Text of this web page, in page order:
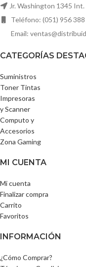
Jr. Washington 1345 Int.
Teléfono: (051) 956
Email:
CATEGORÍAS
Suministros
Toner Tintas
Impresoras
y Scanner
Computo y
Accesorios
Zona Gaming
MI CUENTA
Mi cuenta
Finalizar compra
Carrito
Favoritos
INFORMACIÓN
¿Cómo Comprar?